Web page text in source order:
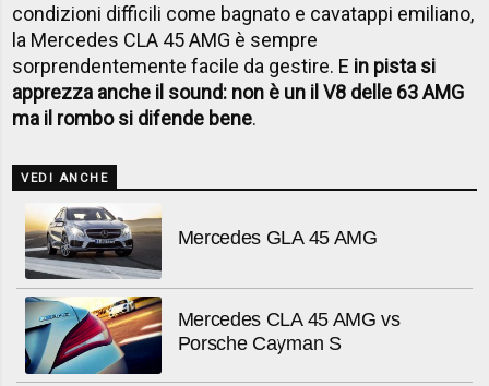
condizioni difficili come bagnato e cavatappi emiliano,
la Mercedes CLA 45 AMG è sempre
sorprendentemente facile da gestire. E in pista si
apprezza anche il sound: non è un il V8 delle 63 AMG
ma il rombo si difende bene.
VEDI ANCHE
Mercedes GLA 45 AMG
Mercedes CLA 45 AMG vs
Porsche Cayman S